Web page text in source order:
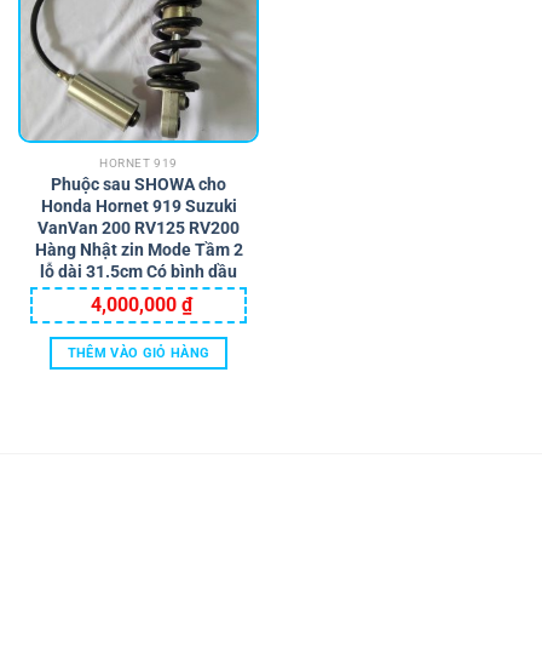
thể.
Các
tùy
chọn
có
thể
được
chọn
trên
trang
sản
phẩm
HORNET 919
Phuộc sau SHOWA cho
Honda Hornet 919 Suzuki
VanVan 200 RV125 RV200
Hàng Nhật zin Mode Tầm 2
lỗ dài 31.5cm Có bình dầu
4,000,000 ₫
THÊM VÀO GIỎ HÀNG